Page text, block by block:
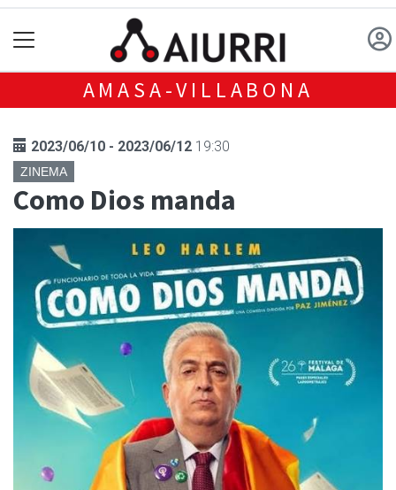
AMASA-VILLABONA
2023/06/10 - 2023/06/12 19:30
ZINEMA
Como Dios manda